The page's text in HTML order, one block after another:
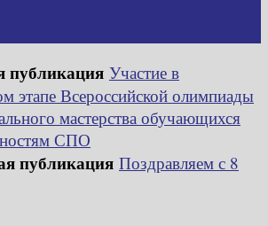
публикация Участие в
этапе Всероссийской олимпиады
мастерства обучающихся
СПО
публикация Поздравляем с 8